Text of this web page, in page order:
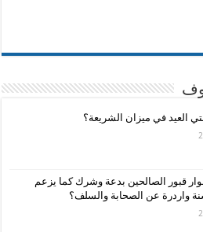
العيد في ميزان الشريعة؟
قبور الصالحين بدعة وشرك كما يزعم
واردرة عن الصحابة والسلف؟